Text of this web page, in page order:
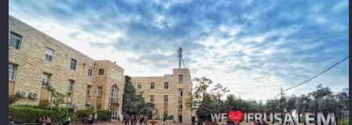
جامعة القدس تحصد اعتماد برنامج دكتور في الطب من هيئة الاعتماد وضمان
الجودة الأردنية وفق المعايير العالمية للتعليم الطبي